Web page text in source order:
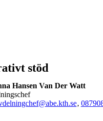
stöd
Hansen Van Der Watt
, 08790